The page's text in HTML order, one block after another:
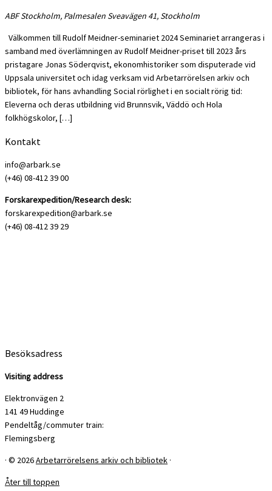
ABF Stockholm, Palmesalen Sveavägen 41, Stockholm
Välkommen till Rudolf Meidner-seminariet 2024 Seminariet arrangeras i
samband med överlämningen av Rudolf Meidner-priset till 2023 års
pristagare Jonas Söderqvist, ekonomhistoriker som disputerade vid
Uppsala universitet och idag verksam vid Arbetarrörelsen arkiv och
bibliotek, för hans avhandling Social rörlighet i en socialt rörig tid:
Eleverna och deras utbildning vid Brunnsvik, Väddö och Hola
folkhögskolor, […]
Kontakt
info@arbark.se
(+46) 08-412 39 00
Forskarexpedition/Research desk:
forskarexpedition@arbark.se
(+46) 08-412 39 29
Besöksadress
Visiting address
Elektronvägen 2
141 49 Huddinge
Pendeltåg/commuter train:
Flemingsberg
· © 2026Arbetarrörelsens arkiv och bibliotek ·
Åter till toppen